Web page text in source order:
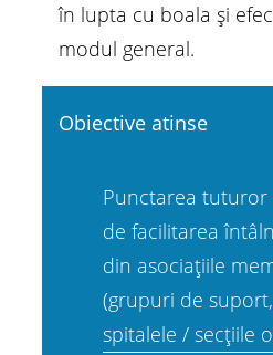
în lupta cu boala și
modul general.
Obiective atinse
Punctarea tuturor
de facilitarea
din asociațiile
(grupuri de
spitalele / secțiile